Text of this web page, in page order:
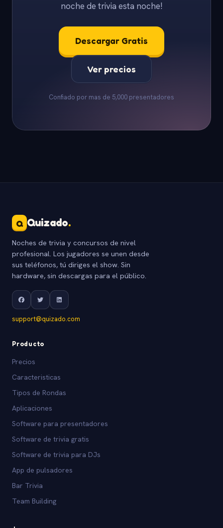
noche de trivia esta noche!
Descargar Gratis
Ver precios
Confiado por mas de 5,000 presentadores
Q Quizado.
Noches de trivia y concursos de nivel
profesional. Los jugadores se unen desde
sus teléfonos, tú diriges el show. Sin
hardware, sin descargas para el público.
support@quizado.com
Producto
Precios
Caracteristicas
Tipos de Rondas
Aplicaciones
Software para presentadores
Software de trivia gratis
Software de trivia para DJs
App de pulsadores
Bar Trivia
Team Building